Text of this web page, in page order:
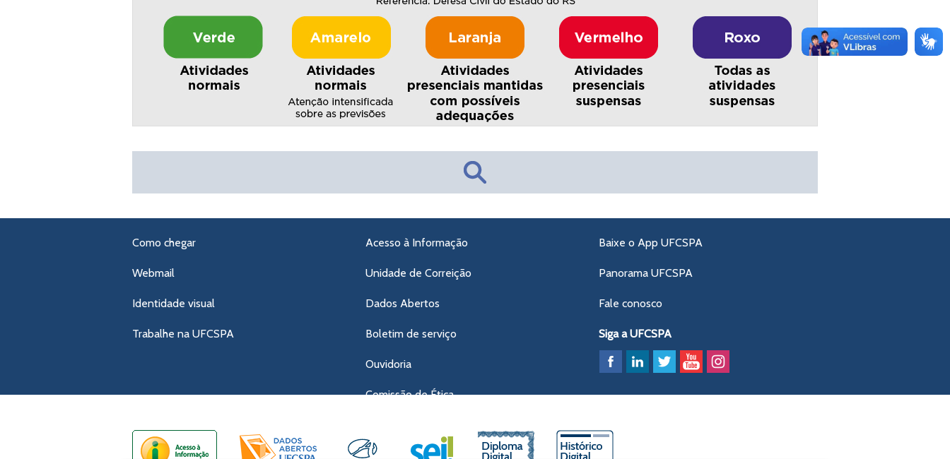
Como chegar
Webmail
Identidade visual
Trabalhe na UFCSPA
Acesso à Informação
Unidade de Correição
Dados Abertos
Boletim de serviço
Ouvidoria
Comissão de Ética
Baixe o App UFCSPA
Panorama UFCSPA
Fale conosco
Siga a UFCSPA